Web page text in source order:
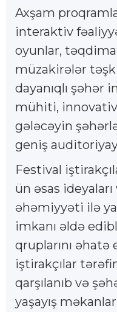
Axşam
interaktiv
oyunlar,
müzakirələr
dayanıqlı şəhər
mühiti,
gələcəyin
geniş
Festival
ün əsas
əhəmiyyəti ilə
imkanı əldə
qruplarını
iştirakçılar
qarşılanıb və
yaşayış